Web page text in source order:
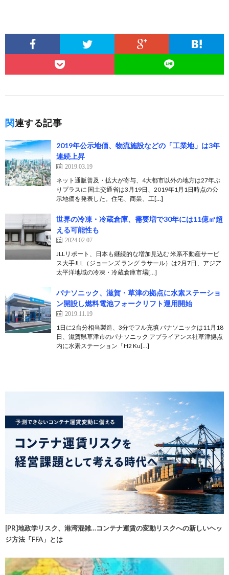
関連する記事
2019年公示地価、物流施設などの「工業地」は3年
連続上昇
2019.03.19
ネット通販普及・拡大が寄与、4大都市以外の地方は27年ぶ
りプラスに 国土交通省は3月19日、2019年1月1日時点の公
示地価を発表した。住宅、商業、工[…]
世界の冷凍・冷蔵倉庫、需要増で30年には11億㎥超
える可能性も
2024.02.07
JLLリポート、日本も継続的な増加見込む 米系不動産サービ
ス大手JLL（ジョーンズ ラング ラサール）は2月7日、アジア
太平洋地域の冷凍・冷蔵倉庫市場[…]
パナソニック、滋賀・草津の拠点に水素ステーショ
ン開設し燃料電池フォークリフト運用開始
2019.11.19
1日に2台分相当製造、3分でフル充填 パナソニックは11月18
日、滋賀県草津市のパナソニック アプライアンス社草津拠点
内に水素ステーション「H2 Ku[…]
[PR]地政学リスク、港湾混雑…コンテナ運賃の変動リスクへの新しいヘッ
ジ方法「FFA」とは